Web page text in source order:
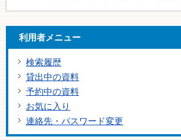
利用者メニュー
検索履歴
貸出中の資料
予約中の資料
お気に入り
連絡先・パスワード変更